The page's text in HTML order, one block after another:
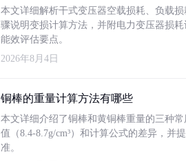
本文详细解析干式变压器空载损耗、负载
骤说明变损计算方法，并附电力变压器损
能效评估要点。
2026年8月4日
铜棒的重量计算方法有哪些
本文详细介绍了铜棒和黄铜棒重量的三种
值（8.4-8.7g/cm³）和计算公式的差异，并
准。